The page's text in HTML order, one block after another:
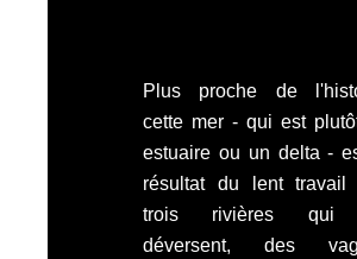
Plus proche de
cette mer - qui est
estuaire ou un delta -
résultat du lent travail
trois rivières qui
déversent, des